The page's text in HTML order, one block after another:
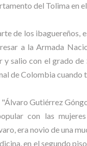
del Tolima en
de los ibaguereños,
a la Armada
salio con el grado
de Colombia cuando
Gutiérrez
con las
era novio de una
en el segundo